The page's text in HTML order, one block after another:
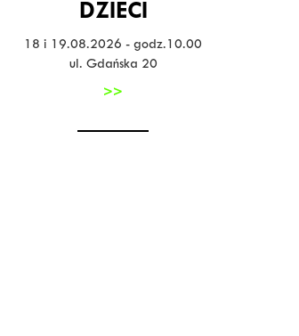
DZIECI
18 i 19.08.2026 - godz.10.00
ul. Gdańska 20
>>